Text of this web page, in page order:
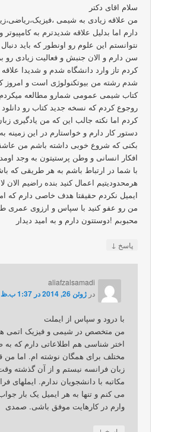
سلام اقای دکتر
من علاقه زیادی به شیمی
دارم اما بدلیل علاقه شدیدترم به کامپیوتر
سن دارم و الان جنبش و فعالیت زیادی رو
کردم تاز وارد دانشگاه شدم و شدیدا
شدم رشته من بیوتکنولوژی است و امروز
کتاب شیمی عمومی شمارو مطالعه
روجوع کردم که نسخه جدید کتاب رو دانلود
کردم اما نکته جالب این که من یادگیری
دستور کار دارم و خواستارم در این
بکنی که شروع خوبی داشته باشم من
افکار انسانی و وطن پرستیتون به وجد
با شما در ارتباط باشم به هر طریقی که
هرمحدودیتیم اعمال کنید بنده راضیم الان
ایمیل نکردم حقیقتا هدف خاصی دارم که
من رو عفو کنید با سپاس و ارزوی عمری
محبوبم !دوستتون دارم و به امید دیدار
پاسخ ↓
aliafzalsamadi
درژوئن 26, 2014 در 1:37 ب.ظ
با درود و سپاس از ایملت
من متخصص در شیمی و فیزیک اتمی
اختر شناسی هم اطلاعاتی دارم که به
مختلف برای همگان نوشته ام. اما من
زبان فرانسه نیستم و از آن گذشته
مکاتبه با دانشجویان ندارم. ایملهای
می کنم و تنها به هر ایمیل یک بار
وارم در کارهایت موفق باشی. صمدی